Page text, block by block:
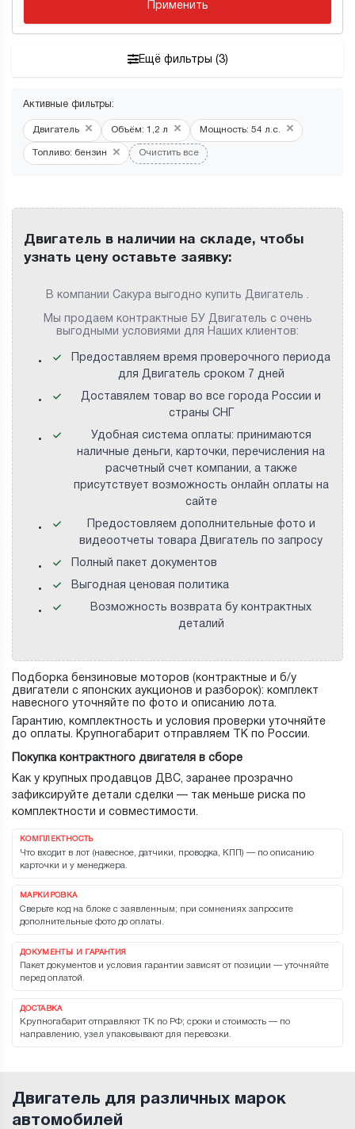
Применить
Ещё фильтры (3)
Активные фильтры:
Двигатель × Объём: 1,2 л × Мощность: 54 л.с. ×
Топливо: бензин × Очистить все
Двигатель в наличии на складе, чтобы
узнать цену оставьте заявку:
В компании Сакура выгодно купить Двигатель .
Мы продаем контрактные БУ Двигатель с очень
выгодными условиями для Наших клиентов:
Предоставляем время проверочного периода
для Двигатель сроком 7 дней
Доставялем товар во все города России и
страны СНГ
Удобная система оплаты: принимаются
наличные деньги, карточки, перечисления на
расчетный счет компании, а также
присутствует возможность онлайн оплаты на
сайте
Предостовляем дополнительные фото и
видеоотчеты товара Двигатель по запросу
Полный пакет документов
Выгодная ценовая политика
Возможность возврата бу контрактных
деталий
Подборка бензиновые моторов (контрактные и б/у
двигатели с японских аукционов и разборок): комплект
навесного уточняйте по фото и описанию лота.
Гарантию, комплектность и условия проверки уточняйте
до оплаты. Крупногабарит отправляем ТК по России.
Покупка контрактного двигателя в сборе
Как у крупных продавцов ДВС, заранее прозрачно
зафиксируйте детали сделки — так меньше риска по
комплектности и совместимости.
КОМПЛЕКТНОСТЬ
Что входит в лот (навесное, датчики, проводка, КПП) — по описанию
карточки и у менеджера.
МАРКИРОВКА
Сверьте код на блоке с заявленным; при сомнениях запросите
дополнительные фото до оплаты.
ДОКУМЕНТЫ И ГАРАНТИЯ
Пакет документов и условия гарантии зависят от позиции — уточняйте
перед оплатой.
ДОСТАВКА
Крупногабарит отправляют ТК по РФ; сроки и стоимость — по
направлению, узел упаковывают для перевозки.
Двигатель для различных марок
автомобилей